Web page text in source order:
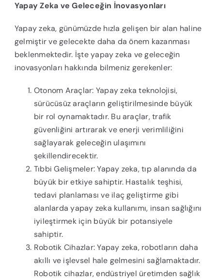
Yapay Zeka ve Geleceğin İnovasyonları
Yapay zeka, günümüzde hızla gelişen bir alan haline
gelmiştir ve gelecekte daha da önem kazanması
beklenmektedir. İşte yapay zeka ve geleceğin
inovasyonları hakkında bilmeniz gerekenler:
Otonom Araçlar: Yapay zeka teknolojisi,
sürücüsüz araçların geliştirilmesinde büyük
bir rol oynamaktadır. Bu araçlar, trafik
güvenliğini artırarak ve enerji verimliliğini
sağlayarak geleceğin ulaşımını
şekillendirecektir.
Tıbbi Gelişmeler: Yapay zeka, tıp alanında da
büyük bir etkiye sahiptir. Hastalık teşhisi,
tedavi planlaması ve ilaç geliştirme gibi
alanlarda yapay zeka kullanımı, insan sağlığını
iyileştirmek için büyük bir potansiyele
sahiptir.
Robotik Cihazlar: Yapay zeka, robotların daha
akıllı ve işlevsel hale gelmesini sağlamaktadır.
Robotik cihazlar, endüstriyel üretimden sağlık